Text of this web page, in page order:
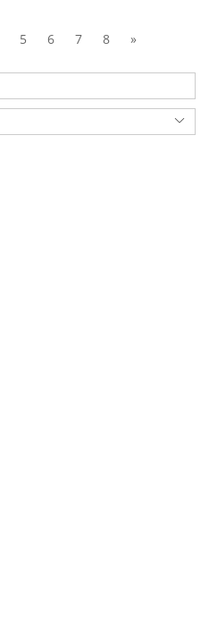
5 6 7 8 »